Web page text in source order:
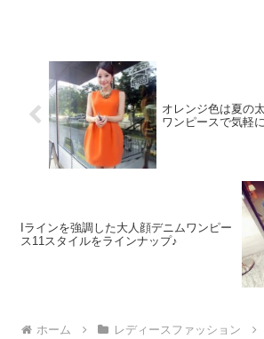
オレンジ色は夏の
ワンピースで気軽
Iラインを強調した大人顔デニムワンピー
ス11スタイルをラインナップ♪
ホーム レディースファッション